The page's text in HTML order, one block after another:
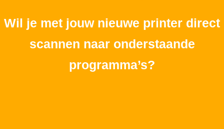
Wil je met jouw nieuwe printer direct
scannen naar onderstaande
programma’s?